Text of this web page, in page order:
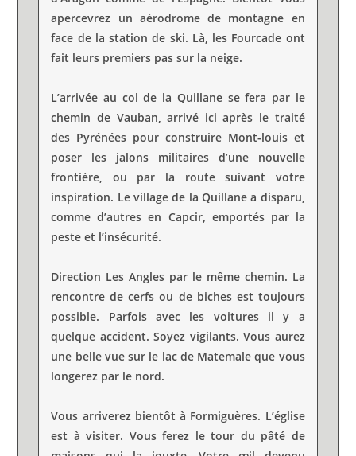
apercevrez un aérodrome de montagne en
face de la station de ski. Là, les Fourcade ont
fait leurs premiers pas sur la neige.
L’arrivée au col de la Quillane se fera par le
chemin de Vauban, arrivé ici après le traité
des Pyrénées pour construire Mont-louis et
poser les jalons militaires d’une nouvelle
frontière, ou par la route suivant votre
inspiration. Le village de la Quillane a disparu,
comme d’autres en Capcir, emportés par la
peste et l’insécurité.
Direction Les Angles par le même chemin. La
rencontre de cerfs ou de biches est toujours
possible. Parfois avec les voitures il y a
quelque accident. Soyez vigilants. Vous aurez
une belle vue sur le lac de Matemale que vous
longerez par le nord.
Vous arriverez bientôt à Formiguères. L’église
est à visiter. Vous ferez le tour du pâté de